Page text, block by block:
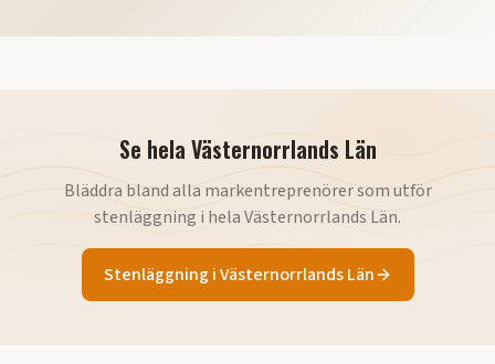
Se hela Västernorrlands Län
Bläddra bland alla markentreprenörer som utför
stenläggning i helaVästernorrlands Län.
Stenläggning iVästernorrlands Län